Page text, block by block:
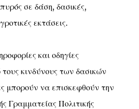
σε δάση, δασικές,
εκτάσεις.
και οδηγίες
κινδύνους των δασικών
μπορούν να επισκεφθούν την
Γραμματείας Πολιτικής